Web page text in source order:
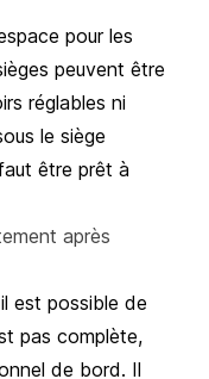
pour les
peuvent être
réglables ni
le siège
être prêt à
après
est possible de
pas complète,
de bord. Il